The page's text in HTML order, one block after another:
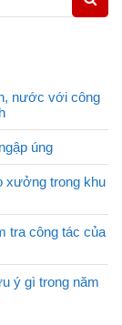
nước với công
úng
xưởng trong khu
tra công tác của
ý gì trong năm